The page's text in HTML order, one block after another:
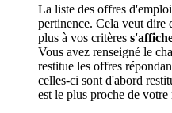
La liste des offres
pertinence. Cela veut dire
plus à vos critères
Vous avez renseigné le
restitue les offres
celles-ci sont d'abord
est le plus proche de votre